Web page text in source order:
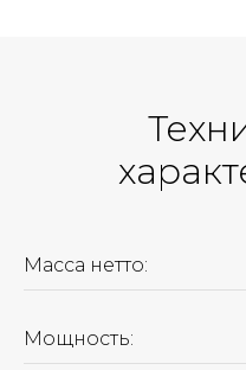
Масса нетто:
Мощность: